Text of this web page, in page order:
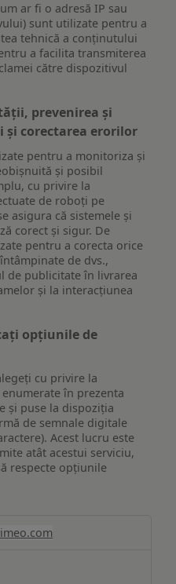
ar fi o adresă IP sau
sunt utilizate pentru a
tehnică a conținutului
a facilita transmiterea
către dispozitivul
prevenirea și
și corectarea erorilor
pentru a monitoriza și
și posibil
cu privire la
de roboți pe
asigura că sistemele și
corect și sigur. De
pentru a corecta orice
de dvs.,
de publicitate în livrarea
și la interacțiunea
opțiunile de
cu privire la
în prezenta
și puse la dispoziția
de semnale digitale
Acest lucru este
atât acestui serviciu,
respecte opțiunile